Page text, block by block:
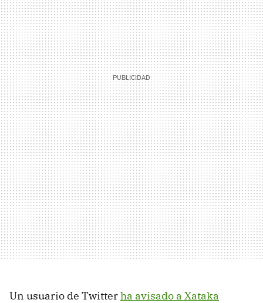
Un usuario de Twitterha avisado a Xataka